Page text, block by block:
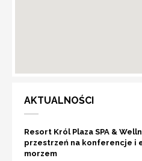
AKTUALNOŚCI
Resort Król Plaza SPA &
przestrzeń na konferencje i
morzem